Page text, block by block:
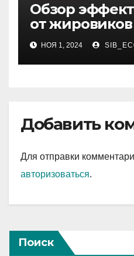
Обзор
от жировиков
НОЯ 1, 2024
Добавить
Для отправки
авторизоваться.
Поиск